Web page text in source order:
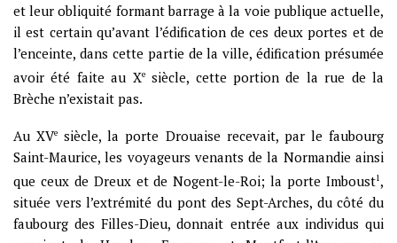
et leur obliquité formant barrage à la voie publique actuelle,
il est certain qu’avant l’édification de ces deux portes et de
l’enceinte, dans cette partie de la ville, édification présumée
avoir été faite au Xesiècle, cette portion de la rue de la
Brèche n’existait pas.
Au XVe siècle, la porte Drouaise recevait, par le faubourg
Saint-Maurice, les voyageurs venants de la Normandie ainsi
que ceux de Dreux et de Nogent-le-Roi; la porte Imboust1,
située vers l’extrémité du pont des Sept-Arches, du côté du
faubourg des Filles-Dieu, donnait entrée aux individus qui